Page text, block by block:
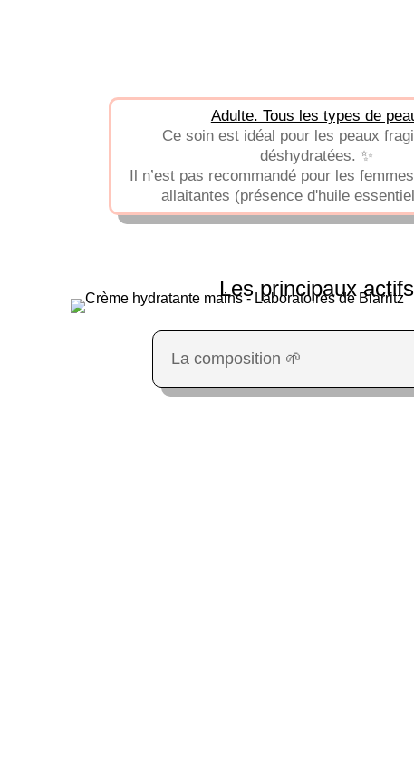
Adulte. Tous les types de
Ce soin est idéal pour les peaux
déshydratées. ✨
Il n’est pas recommandé pour les
allaitantes (présence d'huile
Les principaux actifs
La composition 🌱